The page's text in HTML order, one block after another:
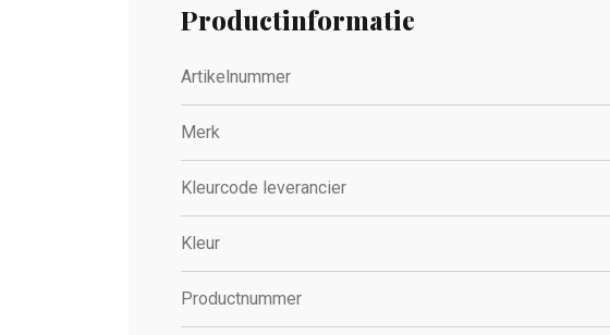
Productinformatie
Artikelnummer
Merk
Kleurcode leverancier
Kleur
Productnummer